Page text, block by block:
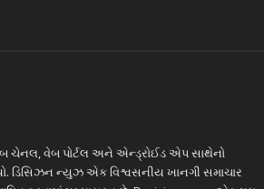
ચેનલ, વેબ પોર્ટલ અને એન્ડ્રોઈડ એપ સાથેનો
ડિસિઝન ન્યુઝ એક વિશ્વસનીય ખાનગી સમાચાર